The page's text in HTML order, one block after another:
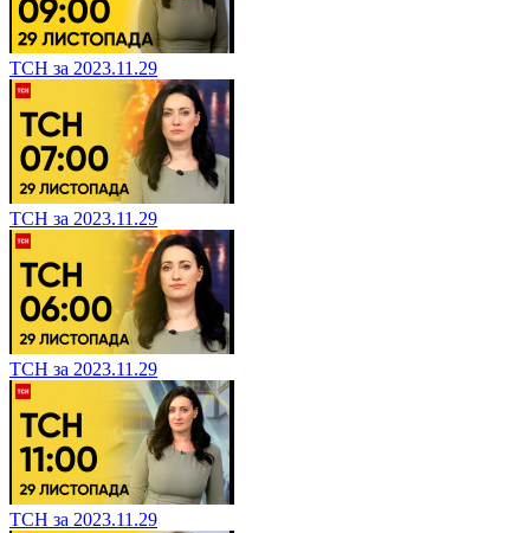
ТСН за 2023.11.29
ТСН за 2023.11.29
ТСН за 2023.11.29
ТСН за 2023.11.29